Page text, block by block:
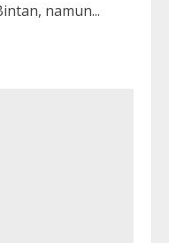
namun...